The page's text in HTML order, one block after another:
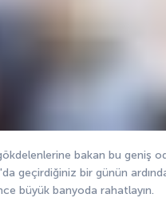
bakan bu geniş
geçirdiğiniz bir günün
büyük banyoda rahatlayın.